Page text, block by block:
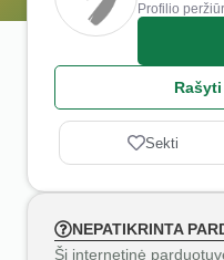
Profilio
Sekti
NEPATIKRINTA
Ši internetinė